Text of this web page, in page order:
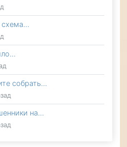
схема…
собрать…
на…